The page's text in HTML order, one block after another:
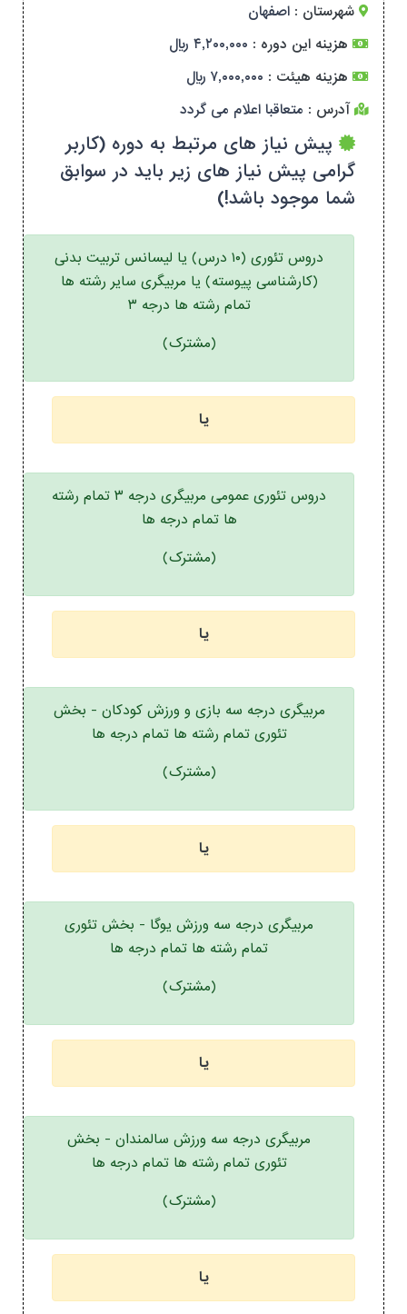
شهرستان : اصفهان
هزینه این دوره : ۴,۲۰۰,۰۰۰ ریال
هزینه هیئت : ۷,۰۰۰,۰۰۰ ریال
آدرس : متعاقبا اعلام می گردد
پیش نیاز های مرتبط به دوره (کاربر
گرامی پیش نیاز های زیر باید در سوابق
شما موجود باشد!)
دروس تئوری (۱۰ درس) یا لیسانس تربیت بدنی
(کارشناسی پیوسته) یا مربیگری سایر رشته ها
تمام رشته ها درجه ۳
(مشترک)
یا
دروس تئوری عمومی مربیگری درجه ۳ تمام رشته
ها تمام درجه ها
(مشترک)
یا
مربیگری درجه سه بازی و ورزش کودکان - بخش
تئوری تمام رشته ها تمام درجه ها
(مشترک)
یا
مربیگری درجه سه ورزش یوگا - بخش تئوری
تمام رشته ها تمام درجه ها
(مشترک)
یا
مربیگری درجه سه ورزش سالمندان - بخش
تئوری تمام رشته ها تمام درجه ها
(مشترک)
یا